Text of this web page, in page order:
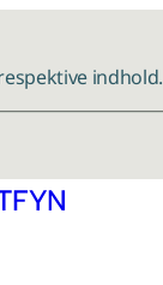
indhold.